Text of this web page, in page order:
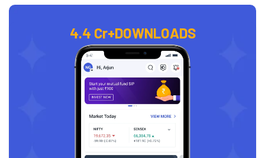
4.4 Cr+DOWNLOADS